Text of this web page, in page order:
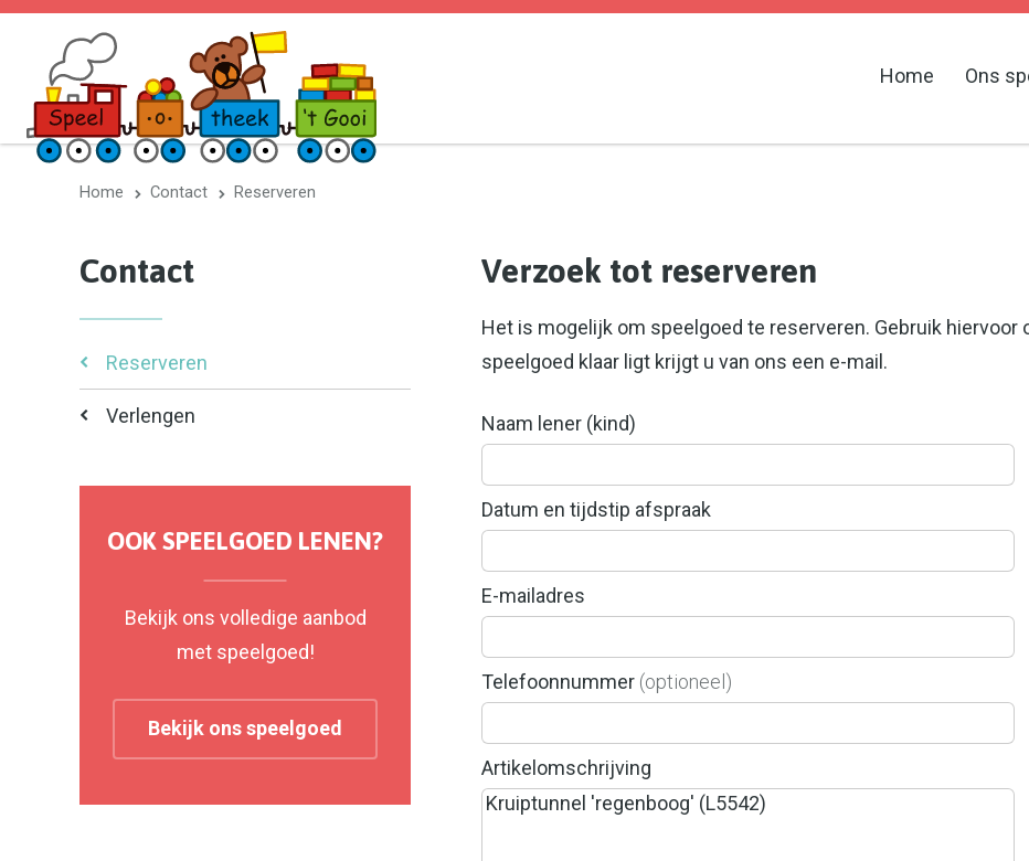
Home Ons
Home Contact Reserveren
Verzoek tot reserveren
Het is mogelijk om speelgoed te reserveren. Gebruik hiervoor
speelgoed klaar ligt krijgt u van ons een e-mail.
Naam lener (kind)
Datum en tijdstip afspraak
E-mailadres
Telefoonnummer (optioneel)
Artikelomschrijving
Contact
Reserveren
Verlengen
OOK SPEELGOED LENEN?
Bekijk ons volledige aanbod
met speelgoed!
Bekijk ons speelgoed